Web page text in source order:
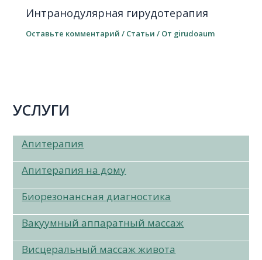
УСЛУГИ
Апитерапия
Апитерапия на дому
Биорезонансная диагностика
Вакуумный аппаратный массаж
Висцеральный массаж живота
Интранодулярная гирудотерапия
Оставьте комментарий / Статьи / От girudoaum